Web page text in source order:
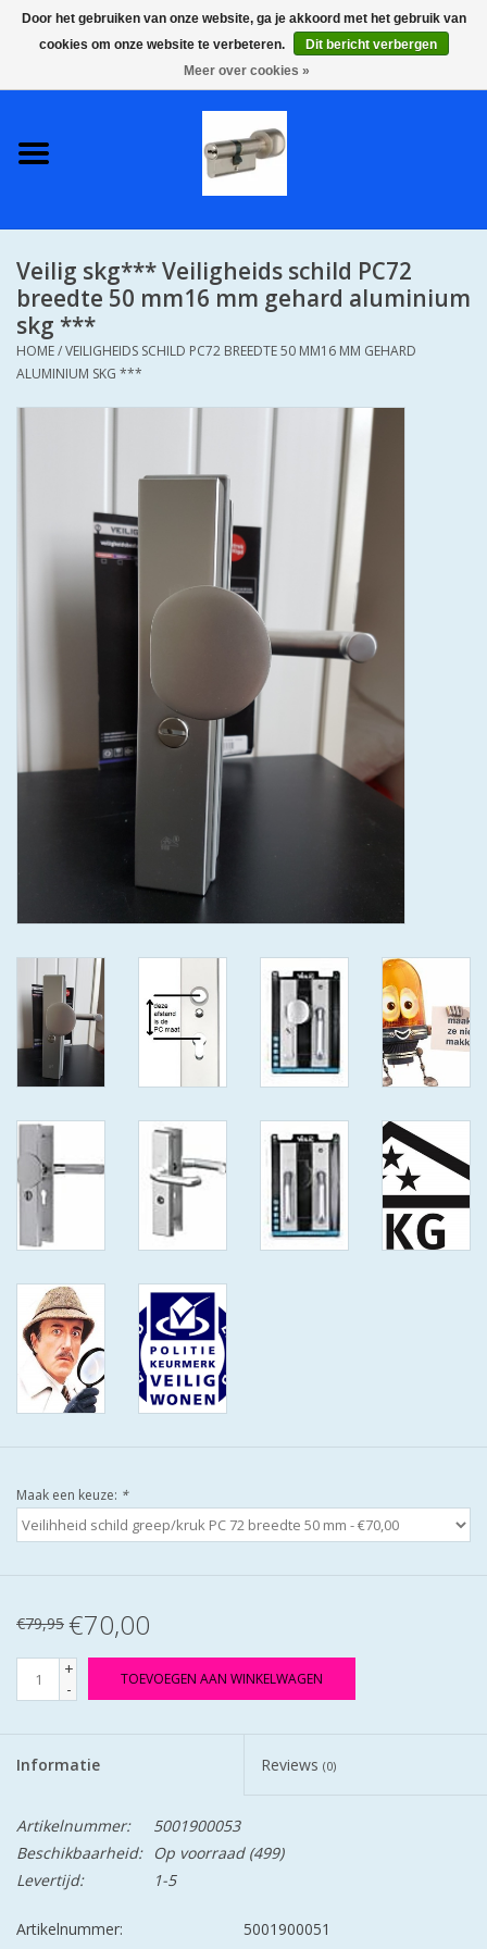
0 Artikelen - €0,00
S2 COMPLETE VEILIGE
SKG**
S2 CILINDER SLOTEN IN
IEDERE GEWENSTE MAAT MET
S2 CILINDERSLOTEN IN IEDERE
GEWENSTE MAAT MET
KEERSLEUTEL
(GAATJES)VEILIGE
GENUMMERDE SLEUTELS
ANTIKERNTREK ZWART IN
IEDERE GEWENSTE MAAT MET
GEWONE GENUMMERDE
VEILIGE SLEUTELS SKG***
ANTIKERNTREK IN IEDERE
GEWONE SLEUTEL SKG***
ISEO F9 ANTIKERNTREK IN
IEDERE GEWENSTE MAAT MET
GEWONE SLEUTELS MET
CERTIFICAAT SKG***
BOLD ELECTRONISCHE
CILINDERS OPEN JE SLOT MET
TELEFOON OF CLICKER WIFI
AFSTAND.
AANBIEDINGEN
DEURSCHILDEN VOOR
BUITEN
Veilig skg*** Veiligheids schild PC72
breedte 50 mm16 mm gehard aluminium
skg ***
HOME/VEILIGHEIDS SCHILD PC72 BREEDTE 50 MM16 MM GEHARD
ALUMINIUM SKG ***
Maak een keuze: *
€79,95 €70,00
+
-
TOEVOEGEN AAN WINKELWAGEN
Informatie Reviews (0)
Artikelnummer:
5001900053
Beschikbaarheid:
Op voorraad(499)
Levertijd:
1-5
Artikelnummer:
5001900051
Door het gebruiken van onze website, ga je akkoord met het gebruik van
cookies om onze website te verbeteren.
Dit bericht verbergen
Meer over cookies »